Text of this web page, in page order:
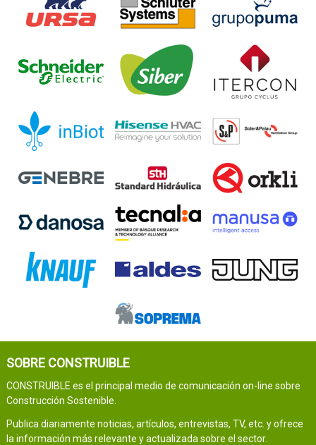
SOBRE CONSTRUIBLE
CONSTRUIBLE es el principal medio de comunicación on-line sobre
Construcción Sostenible.
Publica diariamente noticias, artículos, entrevistas, TV, etc. y ofrece
la información más relevante y actualizada sobre el sector.